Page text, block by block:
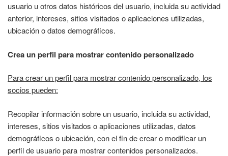
usuario u otros datos históricos del usuario, incluida su actividad
anterior, intereses, sitios visitados o aplicaciones utilizadas,
ubicación o datos demográficos.
Crea un perfil para mostrar contenido personalizado
Para crear un perfil para mostrar contenido personalizado, los
socios pueden:
Recopilar información sobre un usuario, incluida su actividad,
intereses, sitios visitados o aplicaciones utilizadas, datos
demográficos o ubicación, con el fin de crear o modificar un
perfil de usuario para mostrar contenidos personalizados.